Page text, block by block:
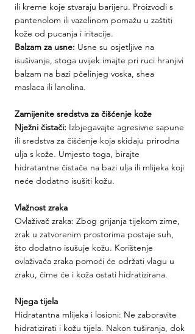
ili kreme koje stvaraju barijeru. Proizvodi s
pantenolom ili vazelinom pomažu u zaštiti
kože od pucanja i iritacije.
Balzam za usne: Usne su osjetljive na
isušivanje, stoga uvijek imajte pri ruci hranjivi
balzam na bazi pčelinjeg voska, shea
maslaca ili lanolina.
Zamijenite sredstva za čišćenje kože
Nježni čistači: Izbjegavajte agresivne sapune
ili sredstva za čišćenje koja skidaju prirodna
ulja s kože. Umjesto toga, birajte
hidratantne čistače na bazi ulja ili mlijeka koji
neće dodatno isušiti kožu.
Vlažnost zraka
Ovlaživač zraka: Zbog grijanja tijekom zime,
zrak u zatvorenim prostorima postaje suh,
što dodatno isušuje kožu. Korištenje
ovlaživača zraka pomoći će održati vlagu u
zraku, čime će i koža ostati hidratizirana.
Njega tijela
Hidratantna mlijeka i losioni: Ne zaboravite
hidratizirati i kožu tijela. Nakon tuširanja, dok